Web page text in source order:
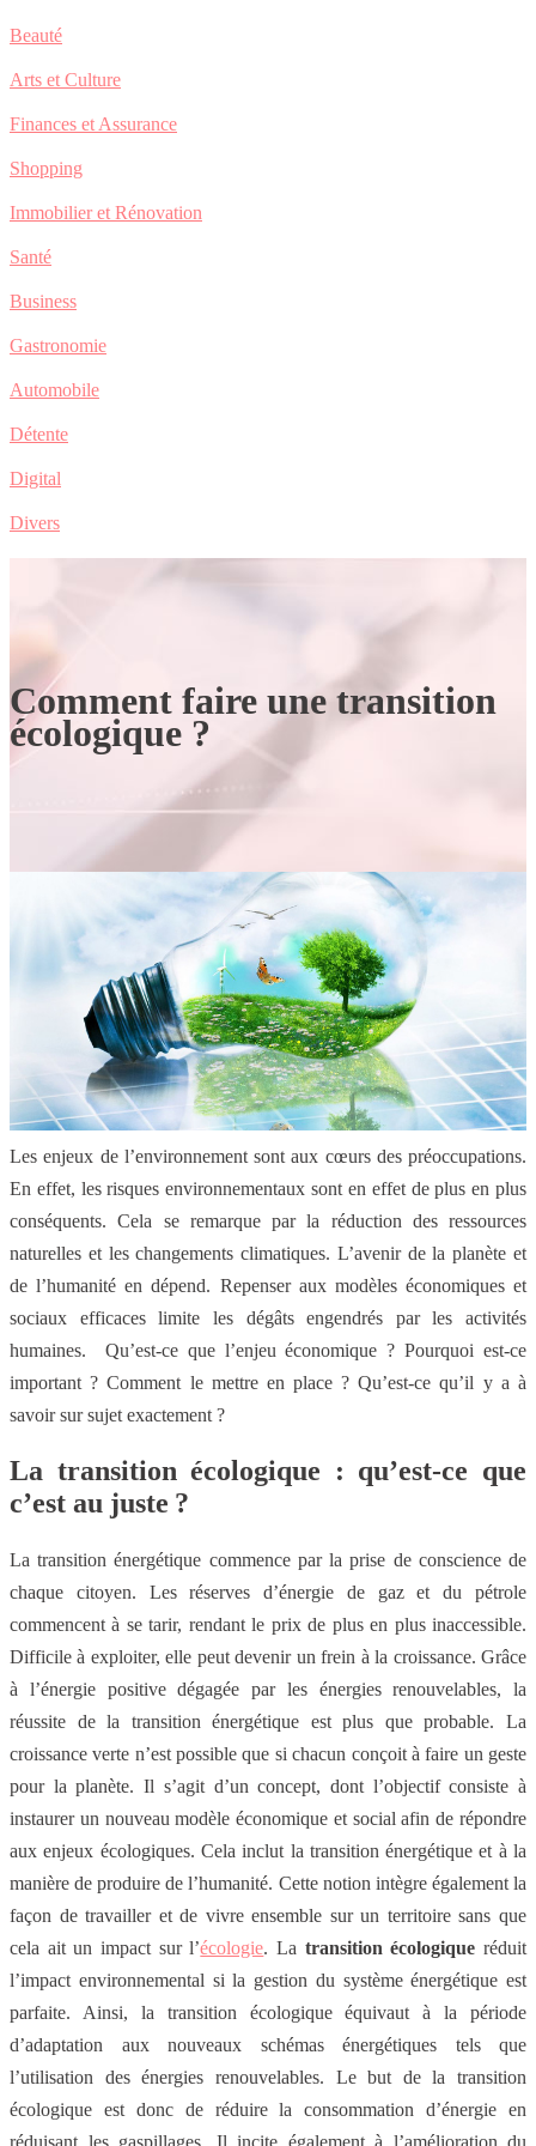
Beauté
Arts et Culture
Finances et Assurance
Shopping
Immobilier et Rénovation
Santé
Business
Gastronomie
Automobile
Détente
Digital
Divers
Comment faire une transition
écologique ?
Les enjeux de l’environnement sont aux cœurs des préoccupations.
En effet, les risques environnementaux sont en effet de plus en plus
conséquents. Cela se remarque par la réduction des ressources
naturelles et les changements climatiques. L’avenir de la planète et
de l’humanité en dépend. Repenser aux modèles économiques et
sociaux efficaces limite les dégâts engendrés par les activités
humaines. Qu’est-ce que l’enjeu économique ? Pourquoi est-ce
important ? Comment le mettre en place ? Qu’est-ce qu’il y a à
savoir sur sujet exactement ?
La transition écologique : qu’est-ce que
c’est au juste ?
La transition énergétique commence par la prise de conscience de
chaque citoyen. Les réserves d’énergie de gaz et du pétrole
commencent à se tarir, rendant le prix de plus en plus inaccessible.
Difficile à exploiter, elle peut devenir un frein à la croissance. Grâce
à l’énergie positive dégagée par les énergies renouvelables, la
réussite de la transition énergétique est plus que probable. La
croissance verte n’est possible que si chacun conçoit à faire un geste
pour la planète. Il s’agit d’un concept, dont l’objectif consiste à
instaurer un nouveau modèle économique et social afin de répondre
aux enjeux écologiques. Cela inclut la transition énergétique et à la
manière de produire de l’humanité. Cette notion intègre également la
façon de travailler et de vivre ensemble sur un territoire sans que
cela ait un impact sur l’écologie. La transition écologique réduit
l’impact environnemental si la gestion du système énergétique est
parfaite. Ainsi, la transition écologique équivaut à la période
d’adaptation aux nouveaux schémas énergétiques tels que
l’utilisation des énergies renouvelables. Le but de la transition
écologique est donc de réduire la consommation d’énergie en
réduisant les gaspillages. Il incite également à l’amélioration du